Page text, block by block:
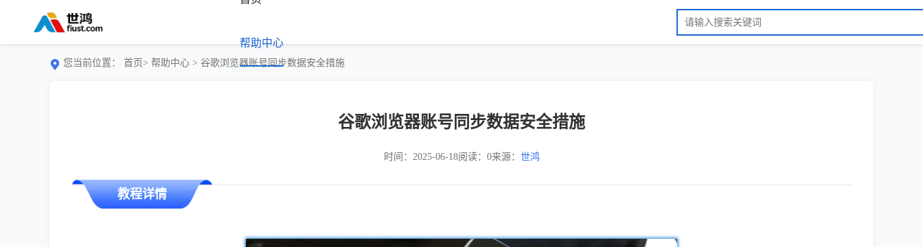
帮助中心
您当前位置： 首页> 帮助中心 > 谷歌浏览器账号同步数据安全措施
谷歌浏览器账号同步数据安全措施
时间：2025-06-18阅读：0来源： 世鸿
教程详情